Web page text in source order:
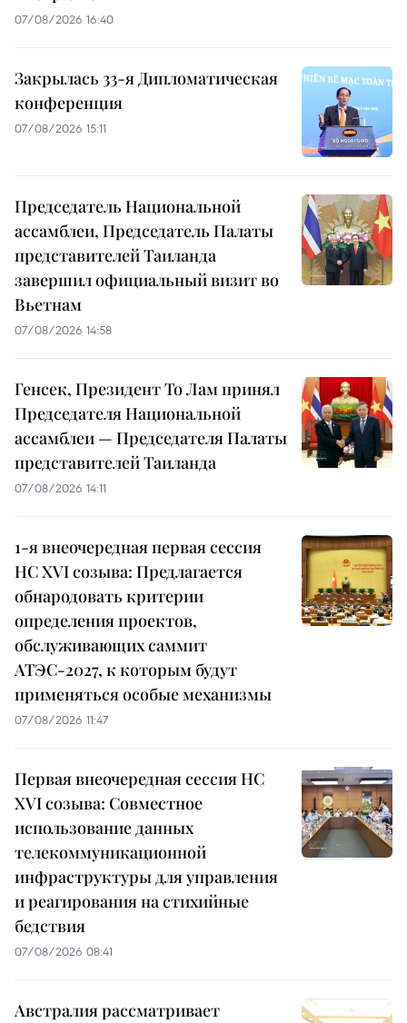
07/08/2026 16:40
Закрылась 33-я Дипломатическая
конференция
07/08/2026 15:11
Председатель Национальной
ассамблеи, Председатель Палаты
представителей Таиланда
завершил официальный визит во
Вьетнам
07/08/2026 14:58
Генсек, Президент То Лам принял
Председателя Национальной
ассамблеи — Председателя Палаты
представителей Таиланда
07/08/2026 14:11
1-я внеочередная первая сессия
НС XVI созыва: Предлагается
обнародовать критерии
определения проектов,
обслуживающих саммит
АТЭС-2027, к которым будут
применяться особые механизмы
07/08/2026 11:47
Первая внеочередная сессия НС
XVI созыва: Совместное
использование данных
телекоммуникационной
инфраструктуры для управления
и реагирования на стихийные
бедствия
07/08/2026 08:41
Австралия рассматривает